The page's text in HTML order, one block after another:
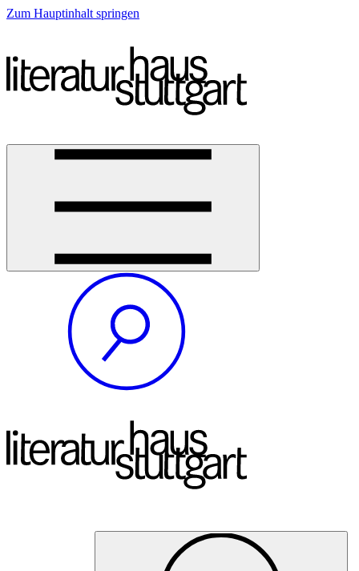
Zum Hauptinhalt springen